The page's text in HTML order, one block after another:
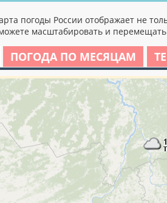
погоды России отображает не
масштабировать и
ПОГОДА ПО МЕСЯЦАМ